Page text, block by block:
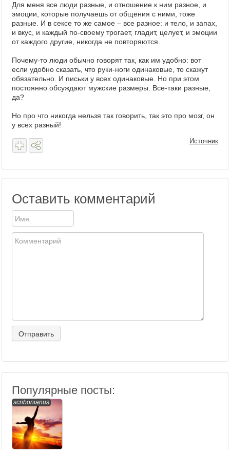
Для меня все люди разные, и отношение к ним разное, и
эмоции, которые получаешь от общения с ними, тоже
разные. И в сексе то же самое – все разное: и тело, и запах,
и вкус, и каждый по-своему трогает, гладит, целует, и эмоции
от каждого другие, никогда не повторяются.
Почему-то люди обычно говорят так, как им удобно: вот
если удобно сказать, что руки-ноги одинаковые, то скажут
обязательно. И письки у всех одинаковые. Но при этом
постоянно обсуждают мужские размеры. Все-таки разные,
да?
Но про что никогда нельзя так говорить, так это про мозг, он
у всех разный!
Источник
Оставить комментарий
Популярные посты:
scribonianus